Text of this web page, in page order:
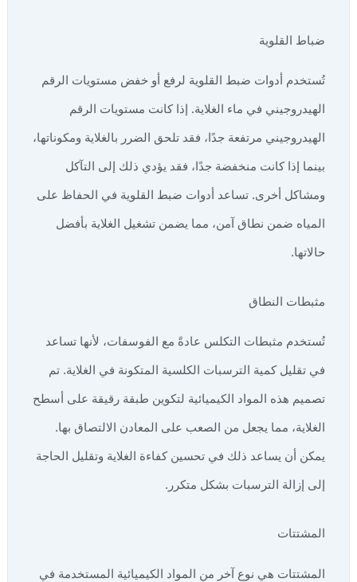
ضباط القلوية
تُستخدم أدوات ضبط القلوية لرفع أو خفض مستويات الرقم
الهيدروجيني في ماء الغلاية. إذا كانت مستويات الرقم
الهيدروجيني مرتفعة جدًا، فقد تلحق الضرر بالغلاية ومكوناتها،
بينما إذا كانت منخفضة جدًا، فقد يؤدي ذلك إلى التآكل
ومشاكل أخرى. تساعد أدوات ضبط القلوية في الحفاظ على
المياه ضمن نطاق آمن، مما يضمن تشغيل الغلاية بأفضل
حالاتها.
مثبطات النطاق
تُستخدم مثبطات التكلس عادةً مع الفوسفات، لأنها تساعد
في تقليل كمية الترسبات الكلسية المتكونة في الغلاية. تم
تصميم هذه المواد الكيميائية لتكوين طبقة رقيقة على أسطح
الغلاية، مما يجعل من الصعب على المعادن الالتصاق بها.
يمكن أن يساعد ذلك في تحسين كفاءة الغلاية وتقليل الحاجة
إلى إزالة الترسبات بشكل متكرر.
المشتتات
المشتتات هي نوع آخر من المواد الكيميائية المستخدمة في